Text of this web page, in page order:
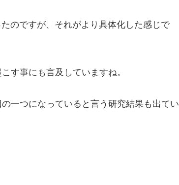
のですが、それがより具体化した感じで
す事にも言及していますね。
一つになっていると言う研究結果も出てい